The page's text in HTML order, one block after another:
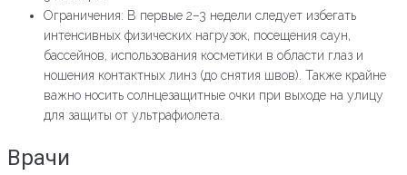
Ограничения: В первые 2–3 недели следует избегать
интенсивных физических нагрузок, посещения саун,
бассейнов, использования косметики в области глаз и
ношения контактных линз (до снятия швов). Также крайне
важно носить солнцезащитные очки при выходе на улицу
для защиты от ультрафиолета.
Врачи